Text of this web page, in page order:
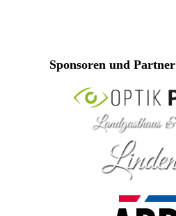
Sponsoren und Partner